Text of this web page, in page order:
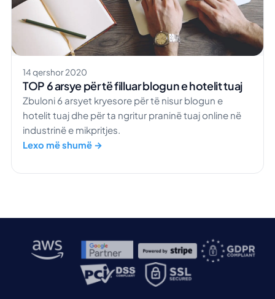
14 qershor 2020
TOP 6 arsye për të filluar blogun e hotelit tuaj
Zbuloni 6 arsyet kryesore për të nisur blogun e
hotelit tuaj dhe për ta ngritur praninë tuaj online në
industrinë e mikpritjes.
Lexo më shumë →